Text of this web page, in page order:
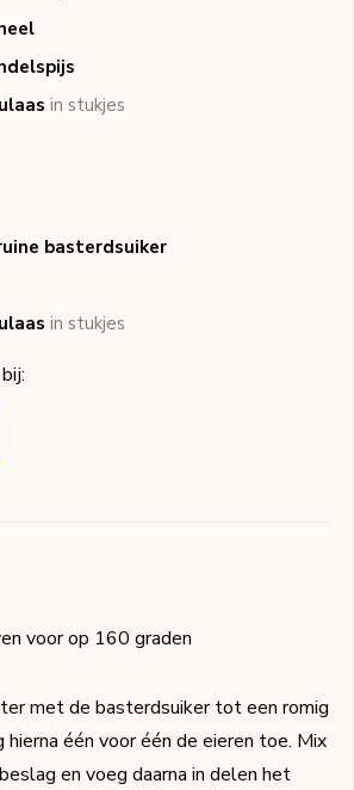
in stukjes
basterdsuiker
in stukjes
voor op 160 graden
met de basterdsuiker tot een romig
hierna één voor één de eieren toe. Mix
en voeg daarna in delen het